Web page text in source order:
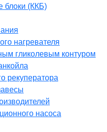
блоки (ККБ)
нагревателя
гликолевым контуром
рекуператора
насоса